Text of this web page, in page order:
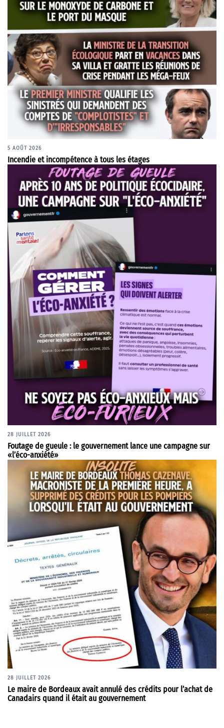
5 AOÛT 2026
Incendie et incompétence à tous les étages
28 JUILLET 2026
Foutage de gueule : le gouvernement lance une campagne sur
«l’éco-anxiété»
28 JUILLET 2026
Le maire de Bordeaux avait annulé des crédits pour l’achat de
Canadairs quand il était au gouvernement